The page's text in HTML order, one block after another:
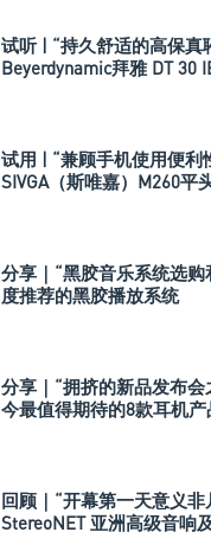
试听 | “持久舒适的高保真
Beyerdynamic拜雅 DT 30
试用 | “兼顾手机使用便利
SIVGA（斯唯嘉）M260平
分享｜“黑胶音乐系统选购
度推荐的黑胶播放系统
分享｜“拥挤的新品发布会
今最值得期待的8款耳机产
回顾｜“开幕第一天意义非
StereoNET 亚洲高级音响